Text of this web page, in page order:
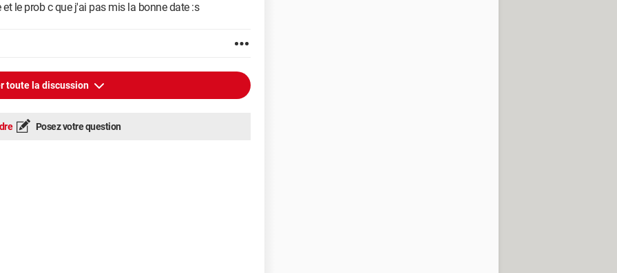
le prob c que j'ai pas mis la bonne date :s
toute la discussion
Posez votre question